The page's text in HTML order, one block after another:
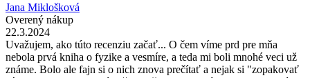
Jana Miklošková
Overený nákup
22.3.2024
Uvažujem, ako túto recenziu začať... O čem víme prd pre mňa
nebola prvá kniha o fyzike a vesmíre, a teda mi boli mnohé veci už
známe. Bolo ale fajn si o nich znova prečítať a nejak si "zopakovať